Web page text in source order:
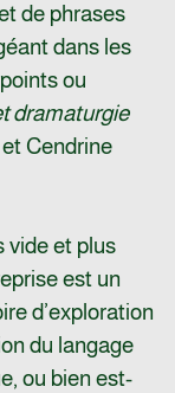
de phrases
dans les
ou
dramaturgie
Cendrine
vide et plus
est un
d’exploration
du langage
ou bien est-